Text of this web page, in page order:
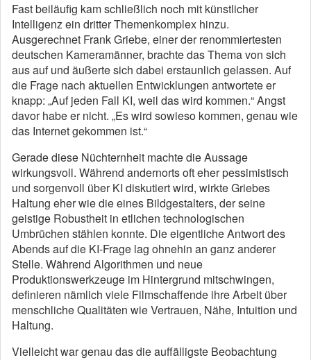
Fast beiläufig kam schließlich noch mit künstlicher
Intelligenz ein dritter Themenkomplex hinzu.
Ausgerechnet Frank Griebe, einer der renommiertesten
deutschen Kameramänner, brachte das Thema von sich
aus auf und äußerte sich dabei erstaunlich gelassen. Auf
die Frage nach aktuellen Entwicklungen antwortete er
knapp: „Auf jeden Fall KI, weil das wird kommen.“ Angst
davor habe er nicht. „Es wird sowieso kommen, genau wie
das Internet gekommen ist.“
Gerade diese Nüchternheit machte die Aussage
wirkungsvoll. Während andernorts oft eher pessimistisch
und sorgenvoll über KI diskutiert wird, wirkte Griebes
Haltung eher wie die eines Bildgestalters, der seine
geistige Robustheit in etlichen technologischen
Umbrüchen stählen konnte. Die eigentliche Antwort des
Abends auf die KI-Frage lag ohnehin an ganz anderer
Stelle. Während Algorithmen und neue
Produktionswerkzeuge im Hintergrund mitschwingen,
definieren nämlich viele Filmschaffende ihre Arbeit über
menschliche Qualitäten wie Vertrauen, Nähe, Intuition und
Haltung.
Vielleicht war genau das die auffälligste Beobachtung